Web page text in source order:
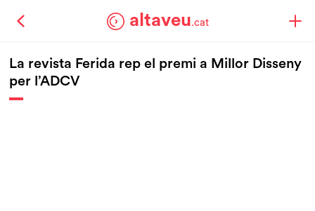
altaveu.cat
La revista Ferida rep el premi a Millor Disseny
per l’ADCV